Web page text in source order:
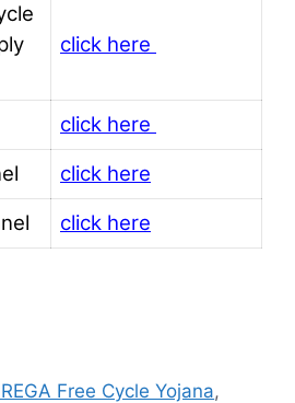
click here
click here
click here
click here
Free Cycle Yojana,